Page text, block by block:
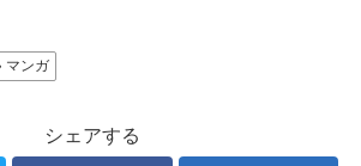
マンガ
シェアする